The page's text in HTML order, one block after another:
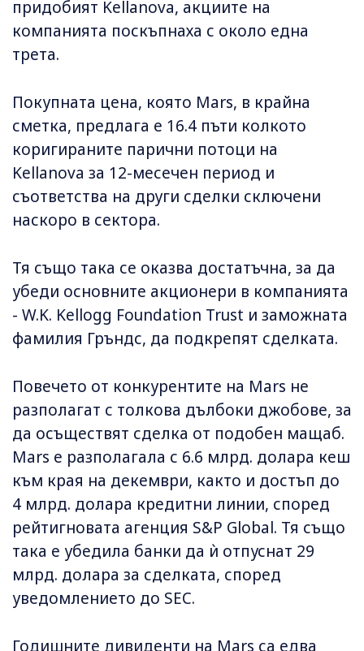
придобият Kellanova, акциите на
компанията поскъпнаха с около една
трета.
Покупната цена, която Mars, в крайна
сметка, предлага е 16.4 пъти колкото
коригираните парични потоци на
Kellanova за 12-месечен период и
съответства на други сделки сключени
наскоро в сектора.
Тя също така се оказва достатъчна, за да
убеди основните акционери в компанията
- W.K. Kellogg Foundation Trust и заможната
фамилия Гръндс, да подкрепят сделката.
Повечето от конкурентите на Mars не
разполагат с толкова дълбоки джобове, за
да осъществят сделка от подобен мащаб.
Mars е разполагала с 6.6 млрд. долара кеш
към края на декември, както и достъп до
4 млрд. долара кредитни линии, според
рейтигновата агенция S&P Global. Тя също
така е убедила банки да ѝ отпуснат 29
млрд. долара за сделката, според
уведомлението до SEC.
Годишните дивиденти на Mars са едва